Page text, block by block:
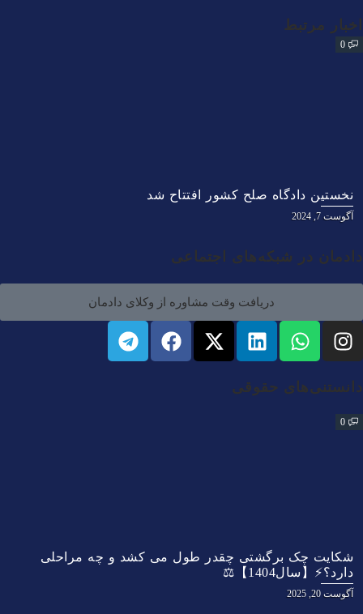
اخبار مرتبط
0
نخستین دادگاه صلح کشور افتتاح شد
آگوست 7, 2024
دادمان در شبکه‌های اجتماعی
دریافت وقت مشاوره از وکلای دادمان
دانستنی‌های حقوقی
0
شکایت چک برگشتی چقدر طول می کشد و چه مراحلی
دارد؟⚡【سال1404】⚖️
آگوست 20, 2025